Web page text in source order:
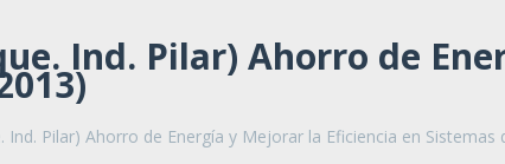
Ind. Pilar) Ahorro de
Ind. Pilar) Ahorro de Energía y Mejorar la Eficiencia en